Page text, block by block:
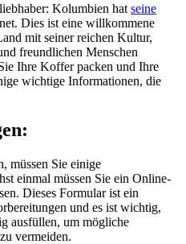
Kolumbien hat seine
Dies ist eine willkommene
mit seiner reichen Kultur,
freundlichen Menschen
Ihre Koffer packen und Ihre
wichtige Informationen, die
müssen Sie einige
einmal müssen Sie ein Online-
Dieses Formular ist ein
und es ist wichtig,
ausfüllen, um mögliche
vermeiden.